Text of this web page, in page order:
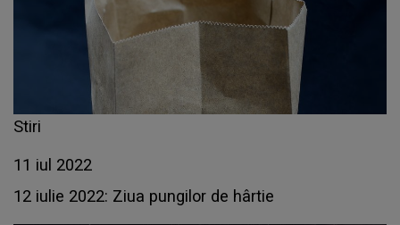
Stiri
11 iul 2022
12 iulie 2022: Ziua pungilor de hârtie